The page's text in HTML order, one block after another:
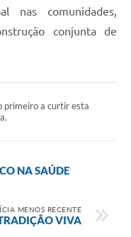
nas comunidades,
conjunta de
primeiro a curtir esta
NA SAÚDE
MENOS RECENTE
VIVA